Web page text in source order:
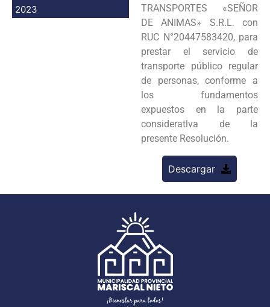
2023
TRANSPORTES «SEÑOR
DE ANIMAS» S.R.L. con
RUC N°20447583420, para
prestar el servicio de
transporte público regular
de personas, conforme a
los fundamentos
expuestos en la parte
consideratlva de la
presente Resolución.
Descargar